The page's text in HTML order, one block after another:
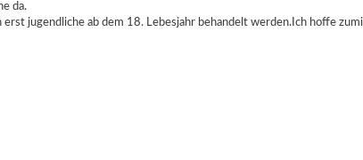
da.
jugendliche ab dem 18. Lebesjahr behandelt werden.Ich hoffe